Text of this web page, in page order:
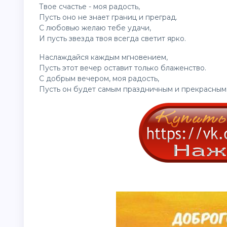
Твое счастье - моя радость,
Пусть оно не знает границ и преград.
С любовью желаю тебе удачи,
И пусть звезда твоя всегда светит ярко.
Наслаждайся каждым мгновением,
Пусть этот вечер оставит только блаженство.
С добрым вечером, моя радость,
Пусть он будет самым праздничным и